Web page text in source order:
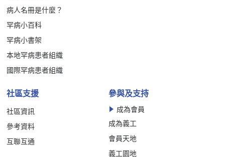
病人名冊是什麼？
罕病小百科
罕病小書架
本地罕病患者組織
國際罕病患者組織
社區支援
社區資訊
參考資料
互聯互通
參與及支持
成為會員
成為義工
會員天地
義工園地